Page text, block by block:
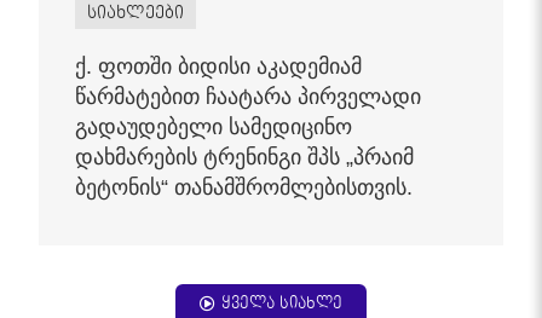
სიახლეები
ქ. ფოთში ბიდისი აკადემიამ
წარმატებით ჩაატარა პირველადი
გადაუდებელი სამედიცინო
დახმარების ტრენინგი შპს „პრაიმ
ბეტონის“ თანამშრომლებისთვის.
ყველა სიახლე